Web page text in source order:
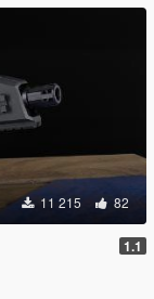
11 215 82
1.1